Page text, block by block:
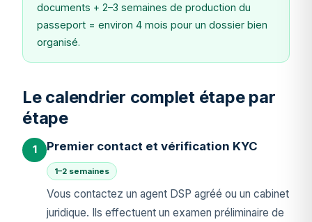
documents + 2–3 semaines de production du
passeport = environ 4 mois pour un dossier bien
organisé.
Le calendrier complet étape par
étape
1 Premier contact et vérification KYC
1–2 semaines
Vous contactez un agent DSP agréé ou un cabinet
juridique. Ils effectuent un examen préliminaire de